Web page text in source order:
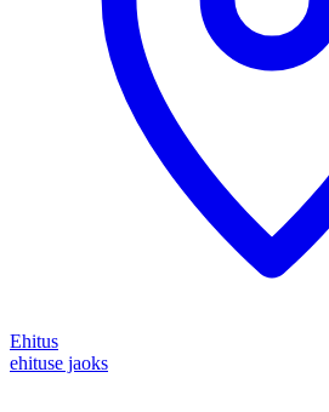
Ehitus
ehituse jaoks